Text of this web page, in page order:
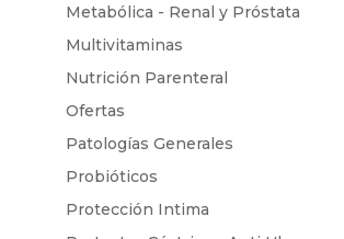
Metabólica - Renal y Próstata
Multivitaminas
Nutrición Parenteral
Ofertas
Patologías Generales
Probióticos
Protección Intima